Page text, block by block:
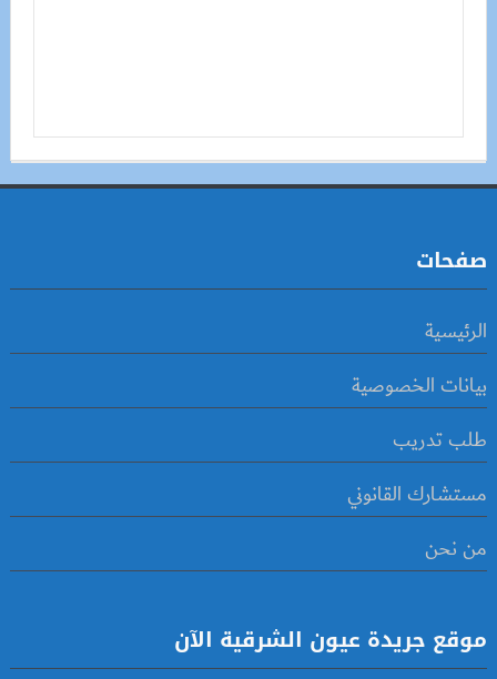
صفحات
الرئيسية
بيانات الخصوصية
طلب تدريب
مستشارك القانوني
من نحن
موقع جريدة عيون الشرقية الآن